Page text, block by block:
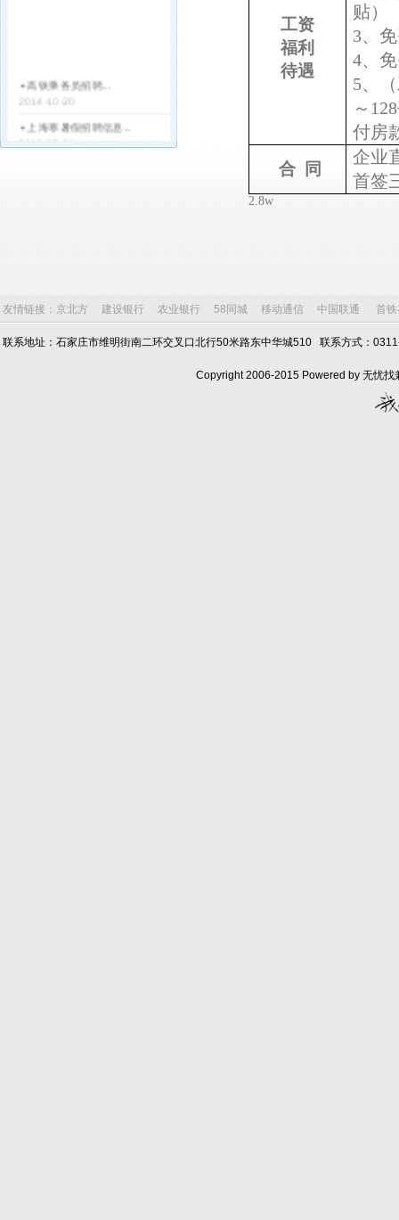
高铁乘务员招聘...
2014-10-20
上海寒暑假招聘信息...
2013-05-04
电公...
2013-03-18
山东晨鸣热电厂招聘...
工资
福利
待遇
贴）
3、
4、
5、 （
～ 128
付房
合 同
企业
首签
2.8w
友情链接： 京北方 建设银行 农业银行 58同城 移动通信 中国联通 首
联系地址：石家庄市维明街南二环交叉口北行50米路东中华城510 联系方式：
Copyright 2006-2015 Powered by 无忧